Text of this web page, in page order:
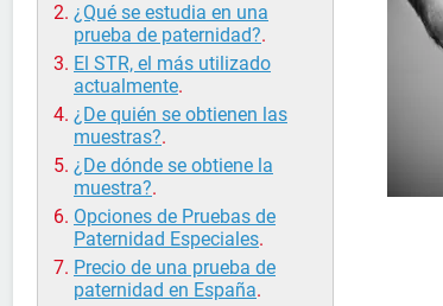
¿Qué se estudia en una
prueba de paternidad?.
El STR, el más utilizado
actualmente.
¿De quién se obtienen las
muestras?.
¿De dónde se obtiene la
muestra?.
Opciones de Pruebas de
Paternidad Especiales.
Precio de una prueba de
paternidad en España.